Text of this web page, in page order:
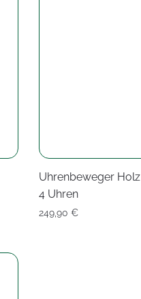
Uhrenbeweger Holz
4 Uhren
249,90 €